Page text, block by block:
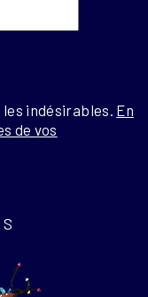
indésirables. En
de vos